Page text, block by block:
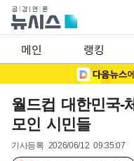
메인 랭킹
월드컵 대한민국-
모인 시민들
기사등록 2026/06/12 09:35:07